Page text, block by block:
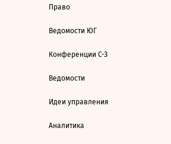
Право
Ведомости ЮГ
Конференции С-З
Ведомости
Идеи управления
Аналитика